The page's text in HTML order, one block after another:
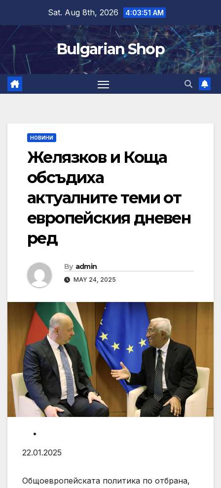
content
Sat. Aug 8th, 2026 4:03:52 AM
Bulgarian Shop
НОВИНИ
Желязков и Коща
обсъдиха
актуалните теми от
европейския дневен
ред
By admin
MAY 24, 2025
22.01.2025
Общоевропейската политика по отбрана,